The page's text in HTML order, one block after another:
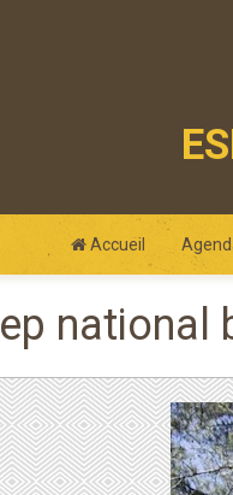
Accueil
national